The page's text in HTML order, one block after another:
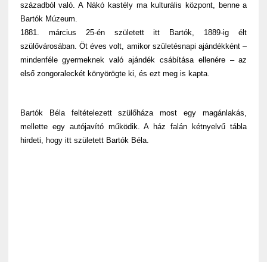
századból való. A Nákó kastély ma kulturális központ, benne a
Bartók Múzeum.
1881. március 25-én született itt Bartók, 1889-ig élt
szülővárosában. Öt éves volt, amikor születésnapi ajándékként –
mindenféle gyermeknek való ajándék csábítása ellenére – az
első zongoraleckét könyörögte ki, és ezt meg is kapta.
Bartók Béla feltételezett szülőháza most egy magánlakás,
mellette egy autójavító működik. A ház falán kétnyelvű tábla
hirdeti, hogy itt született Bartók Béla.